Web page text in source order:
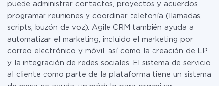
puede administrar contactos, proyectos y acuerdos,
programar reuniones y coordinar telefonía (llamadas,
scripts, buzón de voz). Agile CRM también ayuda a
automatizar el marketing, incluido el marketing por
correo electrónico y móvil, así como la creación de LP
y la integración de redes sociales. El sistema de servicio
al cliente como parte de la plataforma tiene un sistema